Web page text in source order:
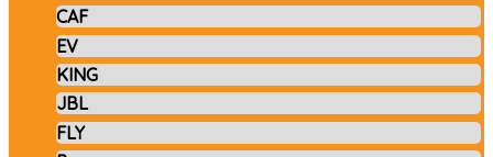
CAF
EV
KING
JBL
FLY